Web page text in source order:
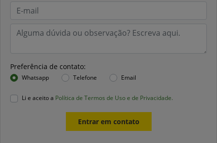
Preferência de contato:
Whatsapp Telefone Email
Li e aceito a Política de Termos de Uso e de Privacidade.
Entrar em contato